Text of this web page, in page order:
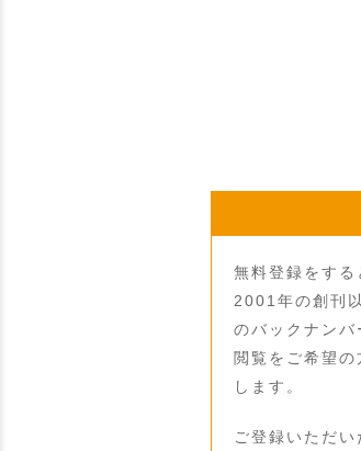
無料登録をする
2001年の創刊
のバックナンバ
閲覧をご希望
します。
ご登録いただ